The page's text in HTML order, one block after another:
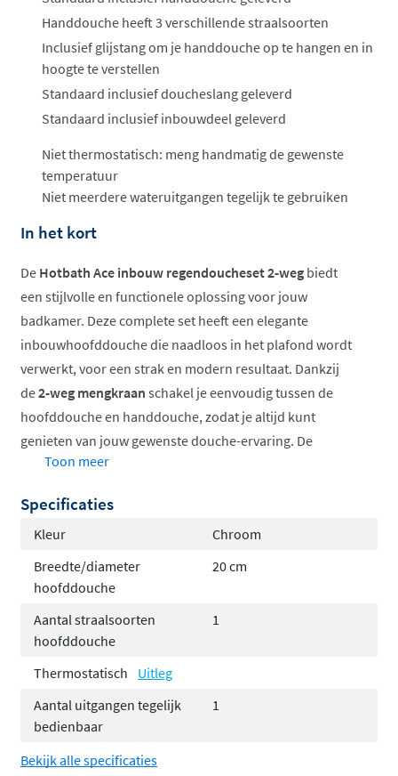
Handdouche heeft 3 verschillende straalsoorten
Inclusief glijstang om je handdouche op te hangen en in
hoogte te verstellen
Standaard inclusief doucheslang geleverd
Standaard inclusief inbouwdeel geleverd
Niet thermostatisch: meng handmatig de gewenste
temperatuur
Niet meerdere wateruitgangen tegelijk te gebruiken
In het kort
De Hotbath Ace inbouw regendoucheset 2-weg biedt
een stijlvolle en functionele oplossing voor jouw
badkamer. Deze complete set heeft een elegante
inbouwhoofddouche die naadloos in het plafond wordt
verwerkt, voor een strak en modern resultaat. Dankzij
de2-weg mengkraan schakel je eenvoudig tussen de
hoofddouche en handdouche, zodat je altijd kunt
genieten van jouw gewenste douche-ervaring. De
temperatuur dien je nog wel handmatig te mengen.
Je kunt de set volledig aanpassen naar jouw smaak met
de volgende opties:
Keuze uit 6 kleuren
Keuze uit 3 verschillende type hoofddouches
Hoofddouchebevestiging via een wandarm of een
plafondbuis, afhankelijk van jouw
badkamerontwerp.
een elegante staafhanddouche of een veelzijdige
Bevestig de handdouche op een vaste
Toon meer
Specificaties
Kleur
Chroom
Breedte/diameter
hoofddouche
20 cm
Aantal straalsoorten
hoofddouche
1
Thermostatisch
Uitleg
Aantal uitgangen tegelijk
bedienbaar
1
Bekijk alle specificaties